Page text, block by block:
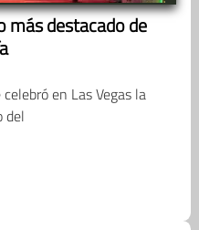
más destacado de
en Las Vegas la
del